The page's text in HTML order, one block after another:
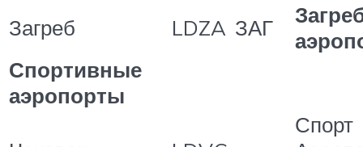
Загреб
LDZA ЗАГ
Спортивные
аэропорты
Спорт